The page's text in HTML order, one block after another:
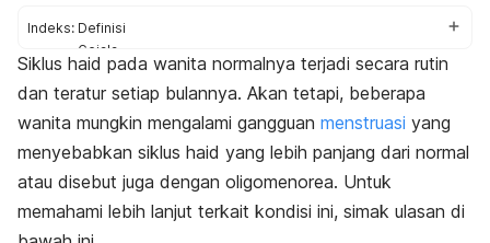
Indeks: Definisi
Gejala
Penyebab
Diagnosis
Komplikasi
Pengobatan
Pencegahan
Siklus haid pada wanita normalnya terjadi secara rutin
dan teratur setiap bulannya. Akan tetapi, beberapa
wanita mungkin mengalami gangguan menstruasi yang
menyebabkan siklus haid yang lebih panjang dari normal
atau disebut juga dengan oligomenorea. Untuk
memahami lebih lanjut terkait kondisi ini, simak ulasan di